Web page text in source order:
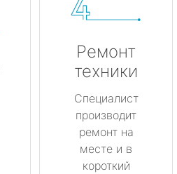
Ремонт
техники
Специалист
производит
ремонт на
месте и в
короткий